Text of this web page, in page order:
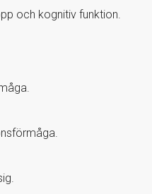
och kognitiv funktion.